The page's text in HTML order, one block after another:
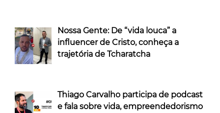
Nossa Gente: De “vida louca” a
influencer de Cristo, conheça a
trajetória de Tcharatcha
Thiago Carvalho participa de podcast
e fala sobre vida, empreendedorismo